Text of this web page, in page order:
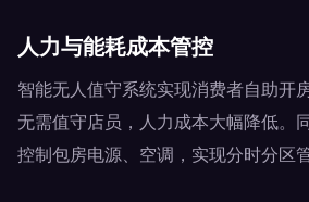
人力与能耗成本管控
智能无人值守系统实现消费者自助开
无需值守店员，人力成本大幅降低。
控制包房电源、空调，实现分时分区